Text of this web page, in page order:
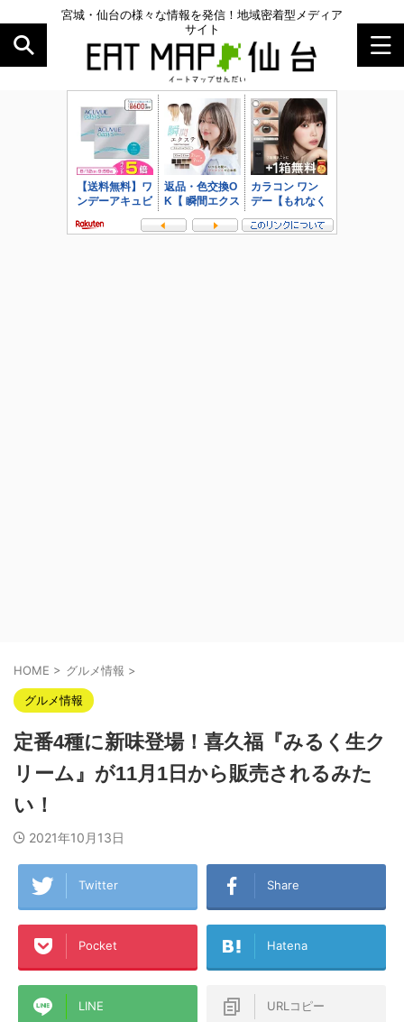
宮城・仙台の様々な情報を発信！地域密着型メディア
サイト
HOME > グルメ情報 >
グルメ情報
定番4種に新味登場！喜久福『みるく生ク
リーム』が11月1日から販売されるみた
い！
2021年10月13日
Twitter Share
Pocket Hatena
LINE URLコピー